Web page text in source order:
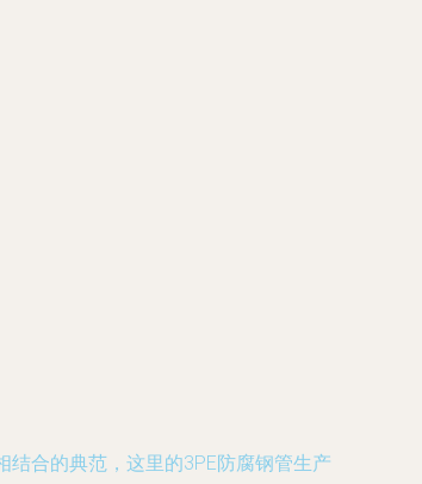
合的典范，这里的3PE防腐钢管生产